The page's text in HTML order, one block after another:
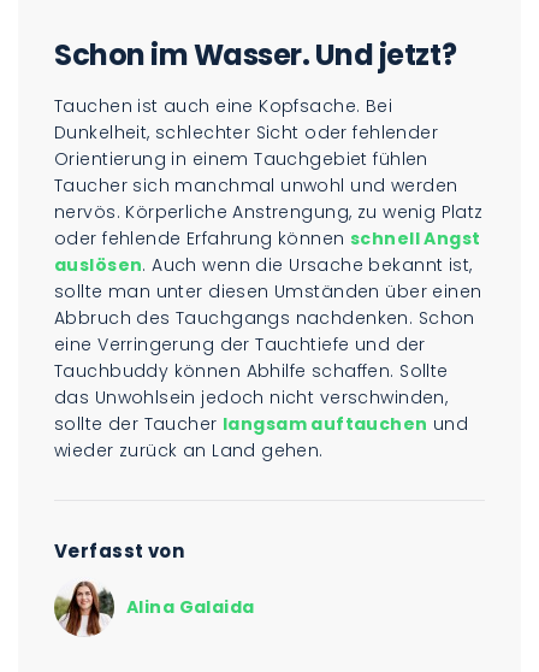
Schon im Wasser. Und jetzt?
Tauchen ist auch eine Kopfsache. Bei
Dunkelheit, schlechter Sicht oder fehlender
Orientierung in einem Tauchgebiet fühlen
Taucher sich manchmal unwohl und werden
nervös. Körperliche Anstrengung, zu wenig Platz
oder fehlende Erfahrung könnenschnell Angst
auslösen. Auch wenn die Ursache bekannt ist,
sollte man unter diesen Umständen über einen
Abbruch des Tauchgangs nachdenken. Schon
eine Verringerung der Tauchtiefe und der
Tauchbuddy können Abhilfe schaffen. Sollte
das Unwohlsein jedoch nicht verschwinden,
sollte der Taucher langsam auftauchen und
wieder zurück an Land gehen.
Verfasst von
Alina Galaida